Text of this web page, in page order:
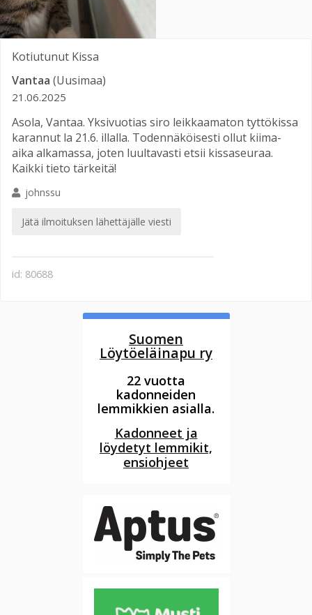
Kotiutunut Kissa
Vantaa (Uusimaa)
21.06.2025
Asola, Vantaa. Yksivuotias siro leikkaamaton tyttökissa
karannut la 21.6. illalla. Todennäköisesti ollut kiima-
aika alkamassa, joten luultavasti etsii kissaseuraa.
Kaikki tieto tärkeitä!
johnssu
Jätä ilmoituksen lähettäjälle viesti
id: 80688
Suomen
Löytöeläinapu ry
22 vuotta
kadonneiden
lemmikkien asialla.
Kadonneet ja
löydetyt lemmikit,
ensiohjeet